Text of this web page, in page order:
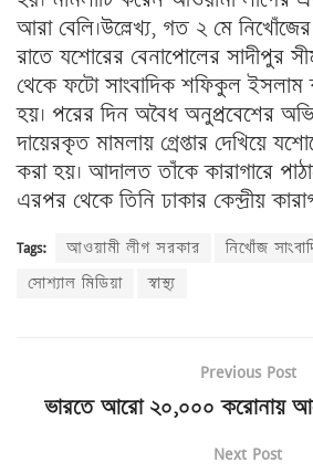
আরা বেলি।উল্লেখ্য, গত ২ মে
রাতে যশোরের বেনাপোলের সাদীপুর
থেকে ফটো সাংবাদিক শফিকুল ইসলাম
হয়। পরের দিন অবৈধ অনুপ্রবেশের
দায়েরকৃত মামলায় গ্রেপ্তার দেখিয়ে
করা হয়। আদালত তাঁকে কারাগারে
এরপর থেকে তিনি ঢাকার কেন্দ্রীয়
Tags: আওয়ামী লীগ সরকার নিখোঁজ
সোশ্যাল মিডিয়া
স্বাস্থ্য
Previous Post
ভারতে আরো ২০,০০০ করোনায়
Next Post